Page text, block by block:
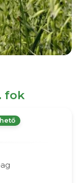
fok